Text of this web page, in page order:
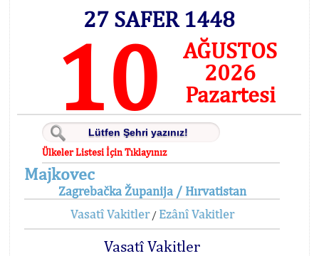
27 SAFER 1448
10
AĞUSTOS
2026
Pazartesi
Ülkeler Listesi İçin Tıklayınız
Majkovec
Zagrebačka Županija / Hırvatistan
Vasatî Vakitler/ Ezânî Vakitler
Vasatî Vakitler